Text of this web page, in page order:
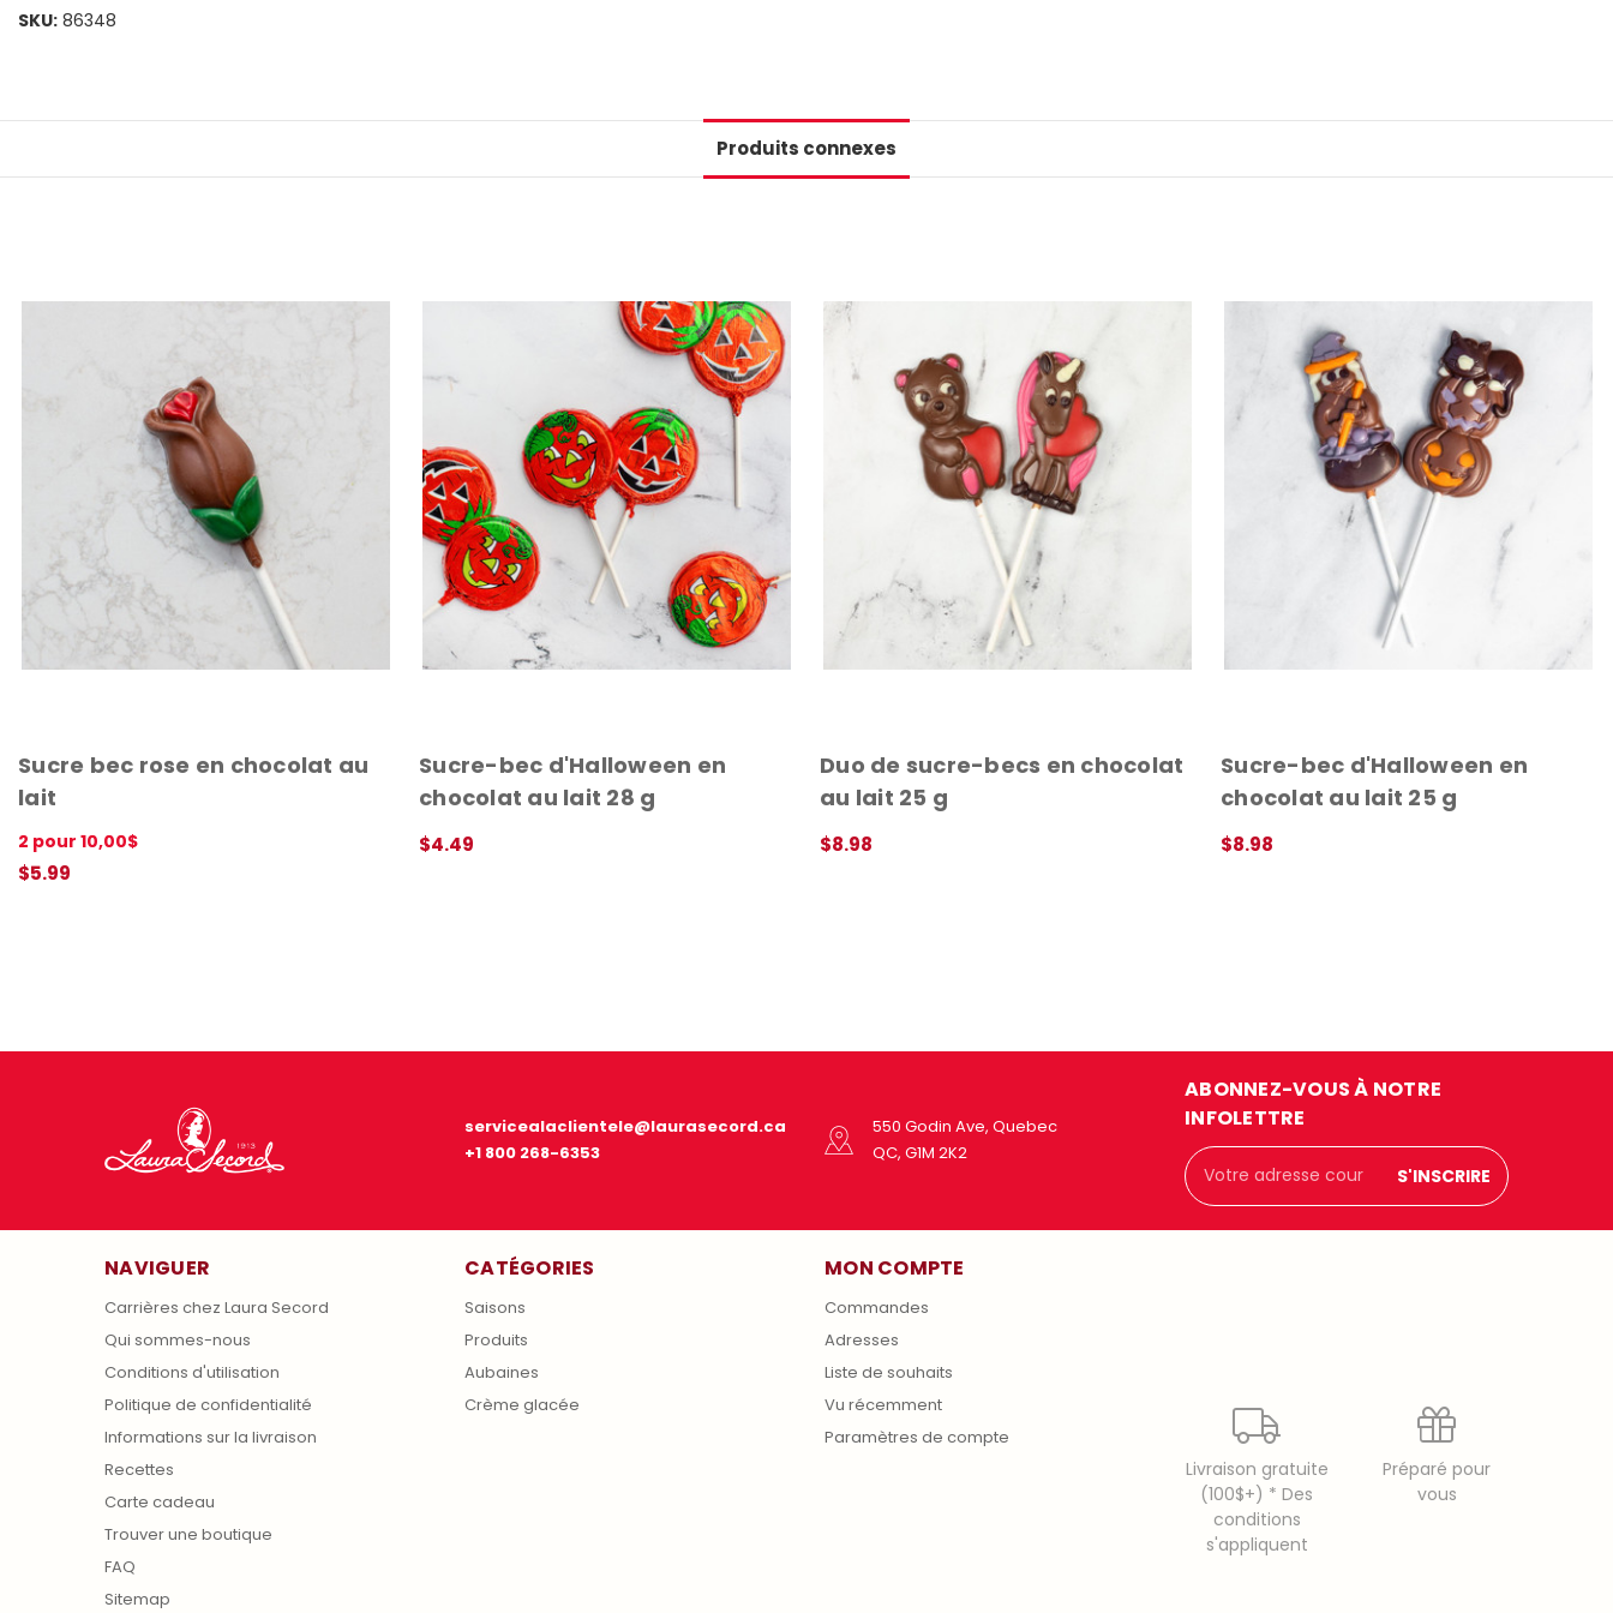
SKU: 86348
Produits connexes
Sucre bec rose en chocolat au
lait
2 pour 10,00$
$5.99
Sucre-bec d'Halloween en
chocolat au lait 28 g
$4.49
Duo de sucre-becs en chocolat
au lait 25 g
$8.98
Sucre-bec d'Halloween en
chocolat au lait 25 g
$8.98
servicealaclientele@laurasecord.ca
+1 800 268-6353
550 Godin Ave, Quebec
QC, G1M 2K2
ABONNEZ-VOUS À NOTRE
INFOLETTRE
Adresse
courriel
NAVIGUER
Carrières chez Laura Secord
Qui sommes-nous
Conditions d'utilisation
Politique de confidentialité
Informations sur la livraison
Recettes
Carte cadeau
Trouver une boutique
FAQ
Sitemap
CATÉGORIES
Saisons
Produits
Aubaines
Crème glacée
MON COMPTE
Commandes
Adresses
Liste de souhaits
Vu récemment
Paramètres de compte
Livraison gratuite
(100$+) * Des
conditions
s'appliquent
Préparé pour
vous